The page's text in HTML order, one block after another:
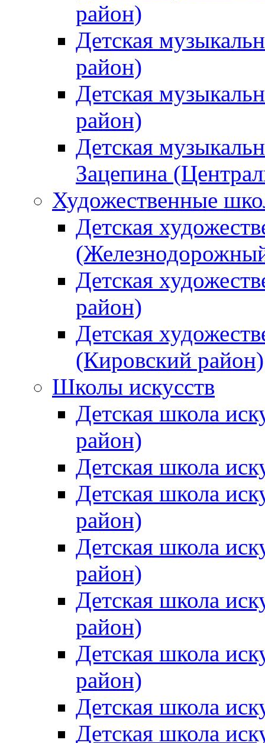
район)
Детская
район)
Детская
район)
Детская
Зацепина
Художественные
Детская
Детская
район)
Детская
(Кировский район)
Школы искусств
Детская школа
район)
Детская школа
Детская школа
район)
Детская школа
район)
Детская школа
район)
Детская школа
район)
Детская школа
Детская школа